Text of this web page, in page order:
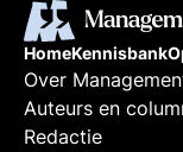
HomeKennisbank
Over
Auteurs en
Redactie